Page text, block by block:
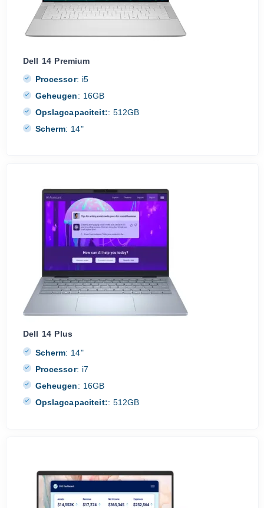
Dell 14 Premium
Processor: i5
Geheugen: 16GB
Opslagcapaciteit:: 512GB
Scherm: 14"
Dell 14 Plus
Scherm: 14"
Processor: i7
Geheugen: 16GB
Opslagcapaciteit:: 512GB